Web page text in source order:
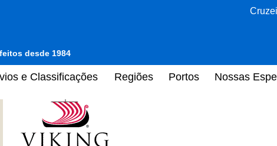
desde 1984
e Classificações Regiões Portos Nossas